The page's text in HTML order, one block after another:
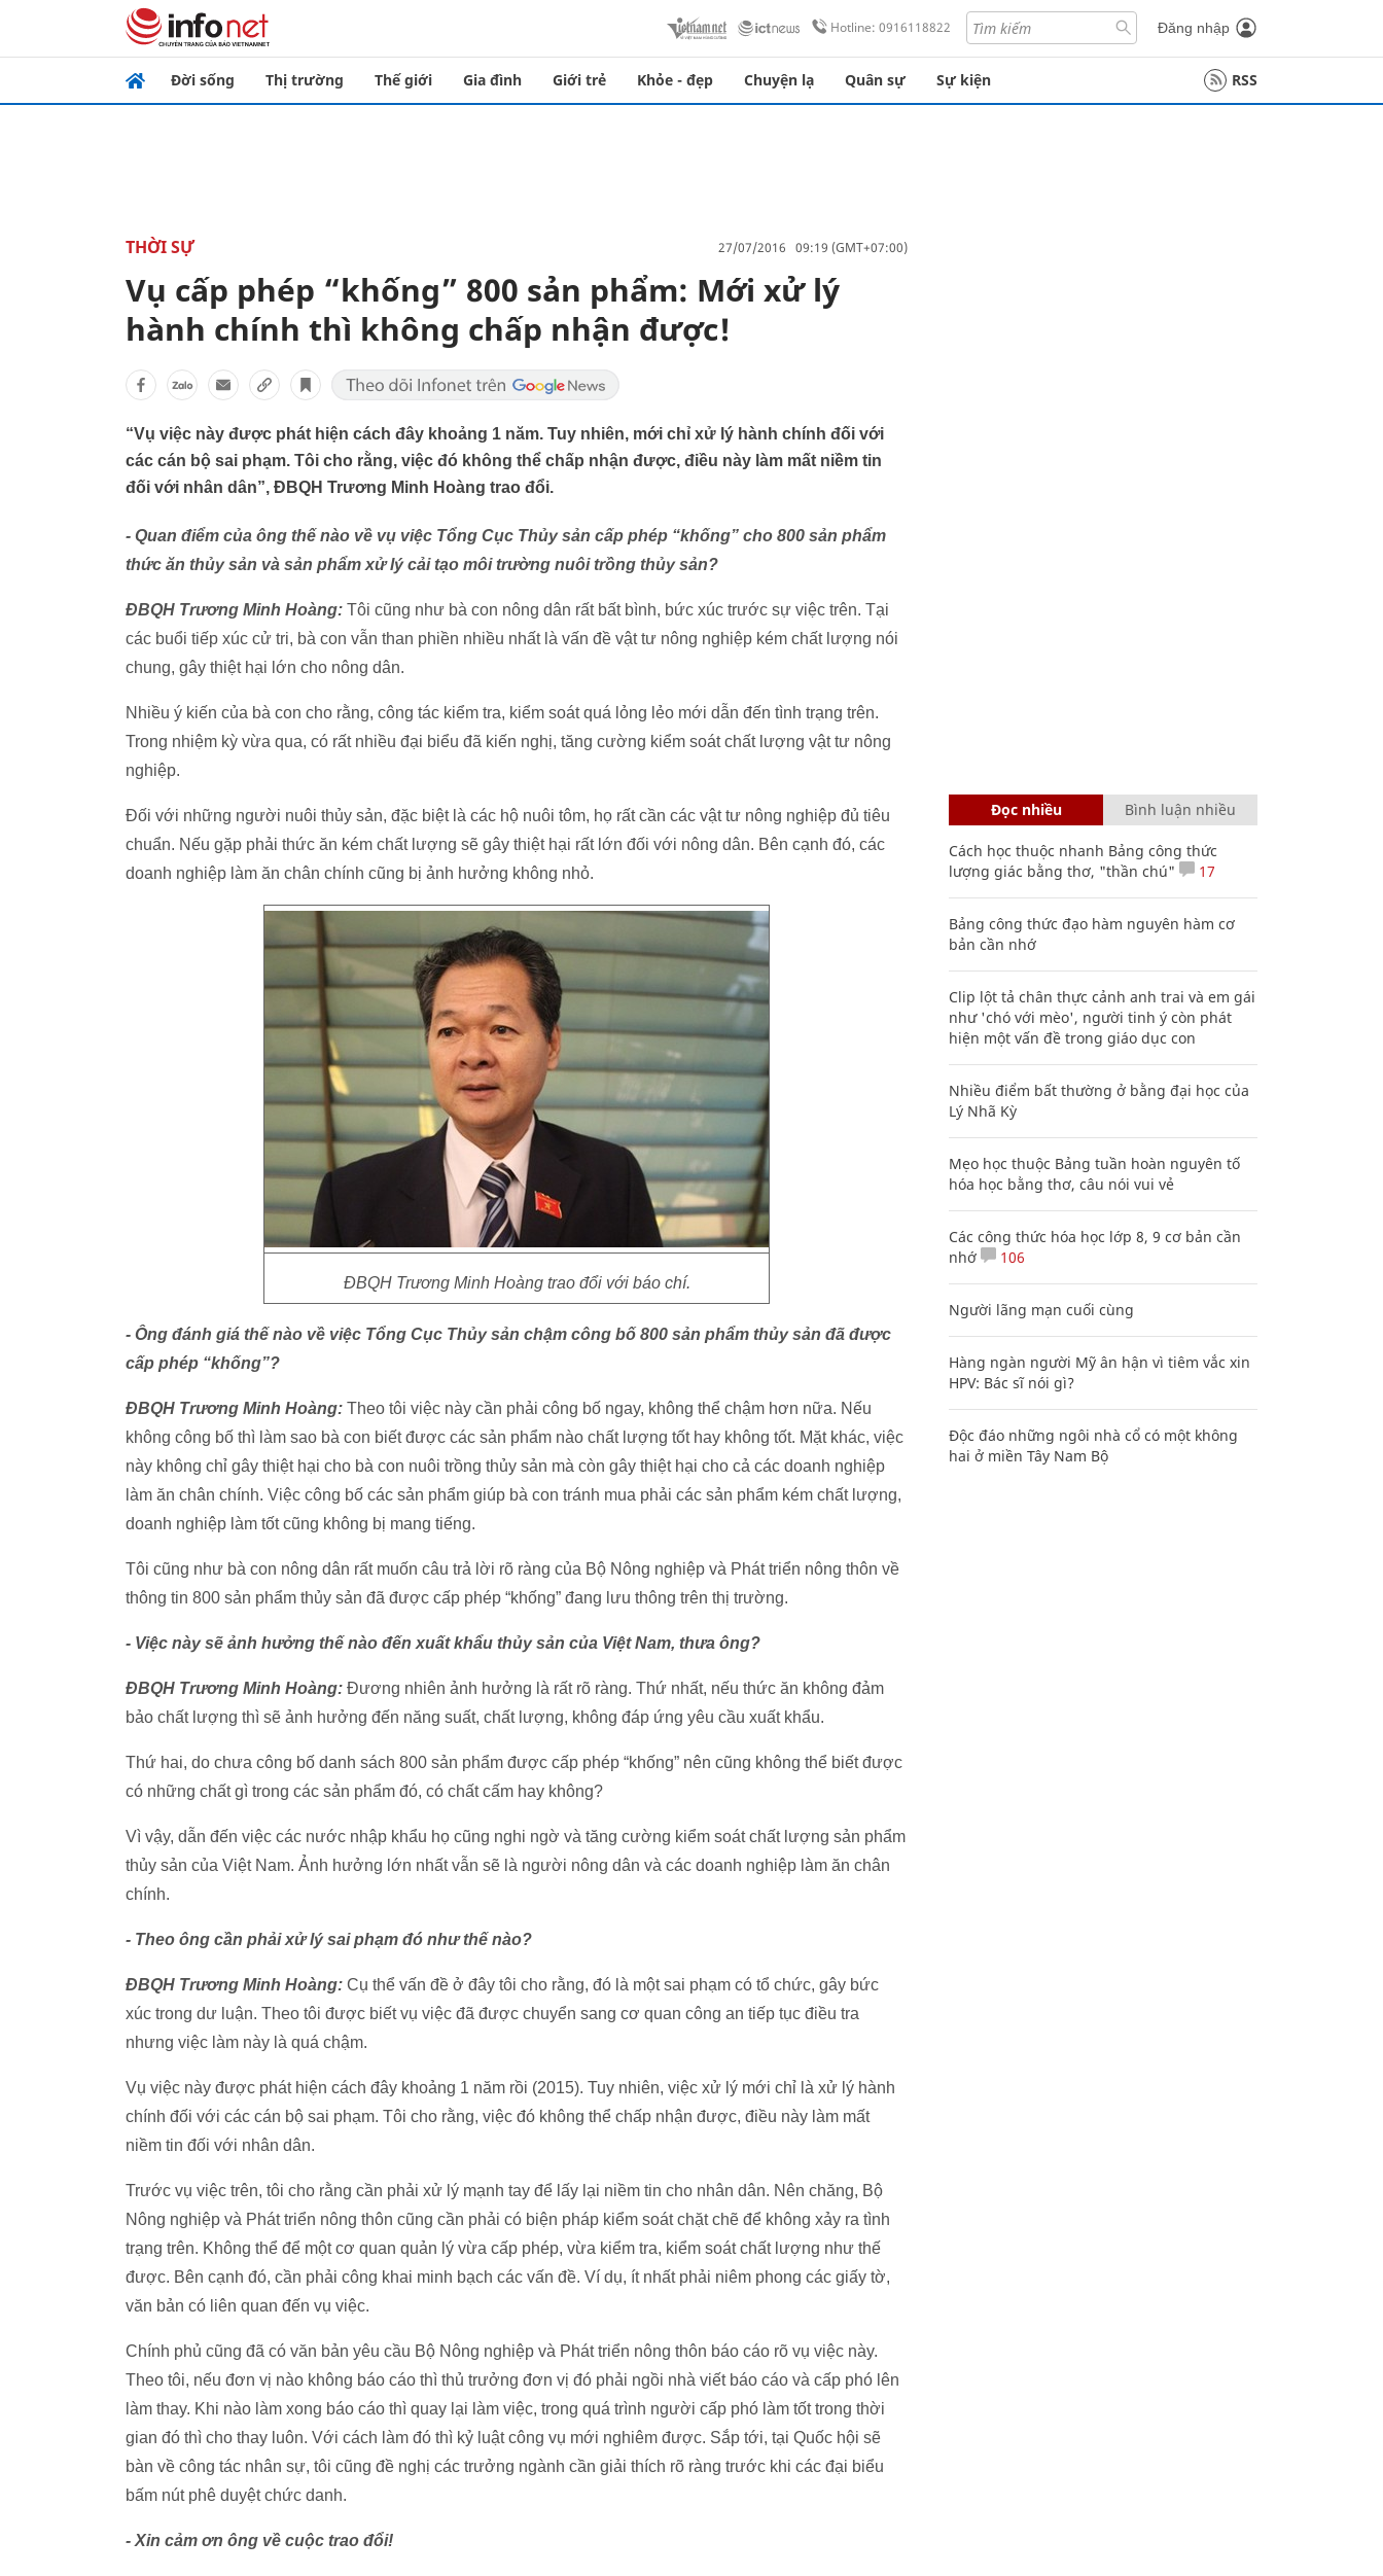
Hotline: 0916118822 Đăng nhập
Đời sống Thị trường Thế giới Gia đình Giới trẻ Khỏe - đẹp Chuyện lạ Quân sự Sự kiện RSS
THỜI SỰ 27/07/2016 09:19 (GMT+07:00)
Vụ cấp phép “khống” 800 sản phẩm: Mới xử lý
hành chính thì không chấp nhận được!
“Vụ việc này được phát hiện cách đây khoảng 1 năm. Tuy nhiên, mới chỉ xử lý hành chính đối với
các cán bộ sai phạm. Tôi cho rằng, việc đó không thể chấp nhận được, điều này làm mất niềm tin
đối với nhân dân”, ĐBQH Trương Minh Hoàng trao đổi.
- Quan điểm của ông thế nào về vụ việc Tổng Cục Thủy sản cấp phép “khống” cho 800 sản phẩm
thức ăn thủy sản và sản phẩm xử lý cải tạo môi trường nuôi trồng thủy sản?
ĐBQH Trương Minh Hoàng: Tôi cũng như bà con nông dân rất bất bình, bức xúc trước sự việc trên. Tại
các buổi tiếp xúc cử tri, bà con vẫn than phiền nhiều nhất là vấn đề vật tư nông nghiệp kém chất lượng nói
chung, gây thiệt hại lớn cho nông dân.
Nhiều ý kiến của bà con cho rằng, công tác kiểm tra, kiểm soát quá lỏng lẻo mới dẫn đến tình trạng trên.
Trong nhiệm kỳ vừa qua, có rất nhiều đại biểu đã kiến nghị, tăng cường kiểm soát chất lượng vật tư nông
nghiệp.
Đối với những người nuôi thủy sản, đặc biệt là các hộ nuôi tôm, họ rất cần các vật tư nông nghiệp đủ tiêu
chuẩn. Nếu gặp phải thức ăn kém chất lượng sẽ gây thiệt hại rất lớn đối với nông dân. Bên cạnh đó, các
doanh nghiệp làm ăn chân chính cũng bị ảnh hưởng không nhỏ.
ĐBQH Trương Minh Hoàng trao đổi với báo chí.
- Ông đánh giá thế nào về việc Tổng Cục Thủy sản chậm công bố 800 sản phẩm thủy sản đã được
cấp phép “khống”?
ĐBQH Trương Minh Hoàng: Theo tôi việc này cần phải công bố ngay, không thể chậm hơn nữa. Nếu
không công bố thì làm sao bà con biết được các sản phẩm nào chất lượng tốt hay không tốt. Mặt khác, việc
này không chỉ gây thiệt hại cho bà con nuôi trồng thủy sản mà còn gây thiệt hại cho cả các doanh nghiệp
làm ăn chân chính. Việc công bố các sản phẩm giúp bà con tránh mua phải các sản phẩm kém chất lượng,
doanh nghiệp làm tốt cũng không bị mang tiếng.
Tôi cũng như bà con nông dân rất muốn câu trả lời rõ ràng của Bộ Nông nghiệp và Phát triển nông thôn về
thông tin 800 sản phẩm thủy sản đã được cấp phép “khống” đang lưu thông trên thị trường.
- Việc này sẽ ảnh hưởng thế nào đến xuất khẩu thủy sản của Việt Nam, thưa ông?
ĐBQH Trương Minh Hoàng: Đương nhiên ảnh hưởng là rất rõ ràng. Thứ nhất, nếu thức ăn không đảm
bảo chất lượng thì sẽ ảnh hưởng đến năng suất, chất lượng, không đáp ứng yêu cầu xuất khẩu.
Thứ hai, do chưa công bố danh sách 800 sản phẩm được cấp phép “khống” nên cũng không thể biết được
có những chất gì trong các sản phẩm đó, có chất cấm hay không?
Vì vậy, dẫn đến việc các nước nhập khẩu họ cũng nghi ngờ và tăng cường kiểm soát chất lượng sản phẩm
thủy sản của Việt Nam. Ảnh hưởng lớn nhất vẫn sẽ là người nông dân và các doanh nghiệp làm ăn chân
chính.
- Theo ông cần phải xử lý sai phạm đó như thế nào?
ĐBQH Trương Minh Hoàng: Cụ thể vấn đề ở đây tôi cho rằng, đó là một sai phạm có tổ chức, gây bức
xúc trong dư luận. Theo tôi được biết vụ việc đã được chuyển sang cơ quan công an tiếp tục điều tra
nhưng việc làm này là quá chậm.
Vụ việc này được phát hiện cách đây khoảng 1 năm rồi (2015). Tuy nhiên, việc xử lý mới chỉ là xử lý hành
chính đối với các cán bộ sai phạm. Tôi cho rằng, việc đó không thể chấp nhận được, điều này làm mất
niềm tin đối với nhân dân.
Trước vụ việc trên, tôi cho rằng cần phải xử lý mạnh tay để lấy lại niềm tin cho nhân dân. Nên chăng, Bộ
Nông nghiệp và Phát triển nông thôn cũng cần phải có biện pháp kiểm soát chặt chẽ để không xảy ra tình
trạng trên. Không thể để một cơ quan quản lý vừa cấp phép, vừa kiểm tra, kiểm soát chất lượng như thế
được. Bên cạnh đó, cần phải công khai minh bạch các vấn đề. Ví dụ, ít nhất phải niêm phong các giấy tờ,
văn bản có liên quan đến vụ việc.
Chính phủ cũng đã có văn bản yêu cầu Bộ Nông nghiệp và Phát triển nông thôn báo cáo rõ vụ việc này.
Theo tôi, nếu đơn vị nào không báo cáo thì thủ trưởng đơn vị đó phải ngồi nhà viết báo cáo và cấp phó lên
làm thay. Khi nào làm xong báo cáo thì quay lại làm việc, trong quá trình người cấp phó làm tốt trong thời
gian đó thì cho thay luôn. Với cách làm đó thì kỷ luật công vụ mới nghiêm được. Sắp tới, tại Quốc hội sẽ
bàn về công tác nhân sự, tôi cũng đề nghị các trưởng ngành cần giải thích rõ ràng trước khi các đại biểu
bấm nút phê duyệt chức danh.
- Xin cảm ơn ông về cuộc trao đổi!
Đọc nhiều Bình luận nhiều
Cách học thuộc nhanh Bảng công thức
lượng giác bằng thơ, "thần chú"
17
Bảng công thức đạo hàm nguyên hàm cơ
bản cần nhớ
Clip lột tả chân thực cảnh anh trai và em gái
như 'chó với mèo', người tinh ý còn phát
hiện một vấn đề trong giáo dục con
Nhiều điểm bất thường ở bằng đại học của
Lý Nhã Kỳ
Mẹo học thuộc Bảng tuần hoàn nguyên tố
hóa học bằng thơ, câu nói vui vẻ
Các công thức hóa học lớp 8, 9 cơ bản cần
nhớ
106
Người lãng mạn cuối cùng
Hàng ngàn người Mỹ ân hận vì tiêm vắc xin
HPV: Bác sĩ nói gì?
Độc đáo những ngôi nhà cổ có một không
hai ở miền Tây Nam Bộ